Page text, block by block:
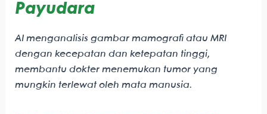
Payudara
AI menganalisis gambar mamografi atau MRI
dengan kecepatan dan ketepatan tinggi,
membantu dokter menemukan tumor yang
mungkin terlewat oleh mata manusia.